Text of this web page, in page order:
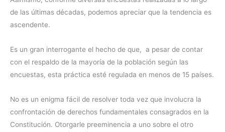
de las últimas décadas, podemos apreciar que la tendencia es
ascendente.
Es un gran interrogante el hecho de que, a pesar de contar
con el respaldo de la mayoría de la población según las
encuestas, esta práctica esté regulada en menos de 15 países.
No es un enigma fácil de resolver toda vez que involucra la
confrontación de derechos fundamentales consagrados en la
Constitución. Otorgarle preeminencia a uno sobre el otro